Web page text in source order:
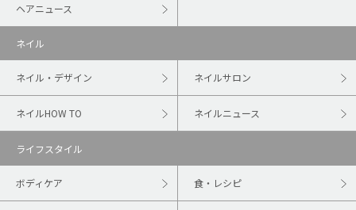
ヘアニュース
ネイル
ネイル・デザイン ネイルサロン
ネイルHOW TO ネイルニュース
ライフスタイル
ボディケア 食・レシピ